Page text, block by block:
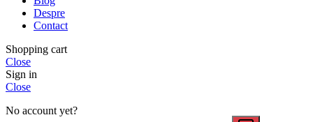
Despre
Contact
Shopping cart
Close
Sign in
Close
No account yet?